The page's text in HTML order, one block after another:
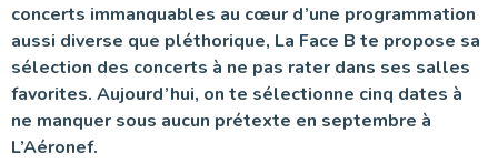
concerts immanquables au cœur d’une programmation
aussi diverse que pléthorique, La Face B te propose sa
sélection des concerts à ne pas rater dans ses salles
favorites. Aujourd’hui, on te sélectionne cinq dates à
ne manquer sous aucun prétexte en septembre à
L’Aéronef.